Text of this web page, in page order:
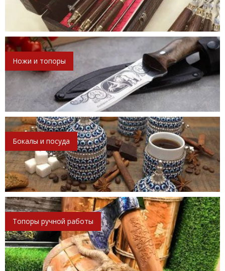
Ножи и топоры
Бокалы и посуда
Топоры ручной работы